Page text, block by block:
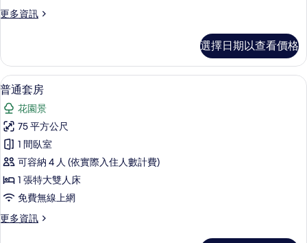
所
相
片
更多資訊
更
套
房
的
詳
情
選擇日期以查看價格
顯
示
普
通
套
房
的
有
普通套房 | 迷你吧、書桌、遮光布/窗
11
普通套房
花園景
75 平方公尺
1 間臥室
可容納 4 人 (依實際入住人數計費)
1 張特大雙人床
免費無線上網
更多資訊
更